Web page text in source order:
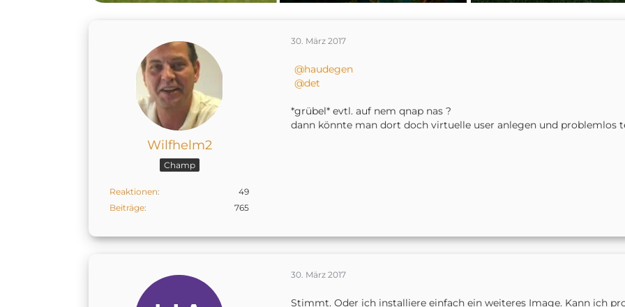
Wilfhelm2
Champ
Reaktionen
49
Beiträge
765
30. März 2017
haudegen
det
*grübel* evtl. auf nem qnap nas ?
dann könnte man dort doch virtuelle user anlegen und problemlos
30. März 2017
Stimmt. Oder ich installiere einfach ein weiteres Image. Kann ich